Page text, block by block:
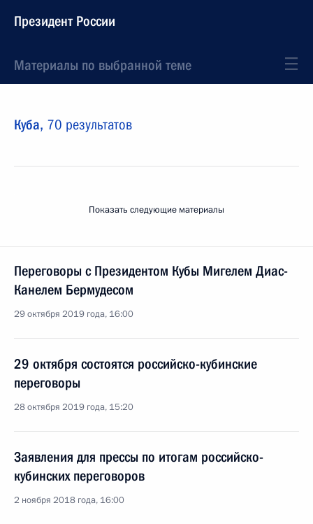
Президент России
Материалы по выбранной теме
Куба, 70 результатов
Показать следующие материалы
Переговоры с Президентом Кубы Мигелем Диас-
Канелем Бермудесом
29 октября 2019 года, 16:00
29 октября состоятся российско-кубинские
переговоры
28 октября 2019 года, 15:20
Заявления для прессы по итогам российско-
кубинских переговоров
2 ноября 2018 года, 16:00